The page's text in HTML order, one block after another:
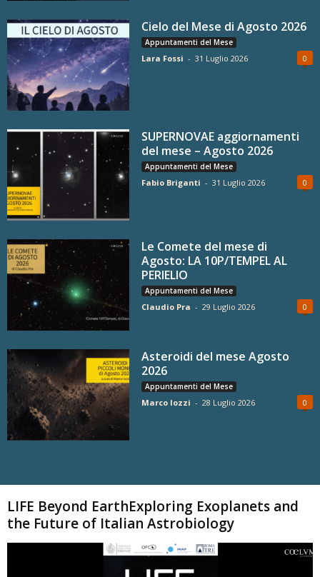
Cielo del Mese di Agosto 2026
Appuntamenti del Mese
Lara Fossi - 31 Luglio 2026 0
SUPERNOVAE aggiornamenti
del mese – Agosto 2026
Appuntamenti del Mese
Fabio Briganti - 31 Luglio 2026 0
Le Comete del mese di
Agosto: LA 10P/TEMPEL AL
PERIELIO
Appuntamenti del Mese
Claudio Pra - 29 Luglio 2026 0
Asteroidi del mese Agosto
2026
Appuntamenti del Mese
Marco Iozzi - 28 Luglio 2026 0
LIFE Beyond EarthExploring Exoplanets and
the Future of Italian Astrobiology